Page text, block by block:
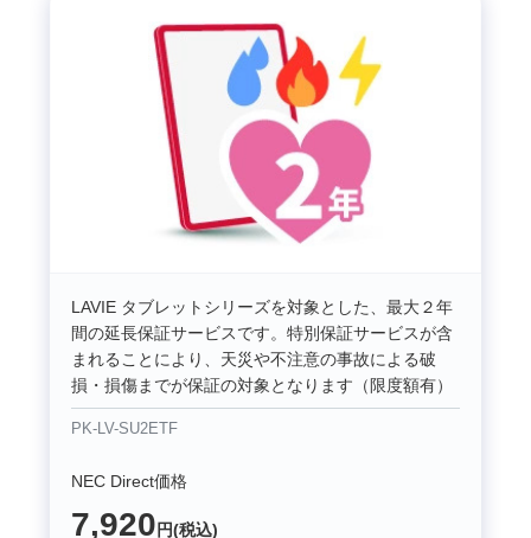
LAVIE タブレットシリーズを対象とした、最大２年
間の延長保証サービスです。特別保証サービスが含
まれることにより、天災や不注意の事故による破
損・損傷までが保証の対象となります（限度額有）
PK-LV-SU2ETF
NEC Direct価格
7,920 円(税込)